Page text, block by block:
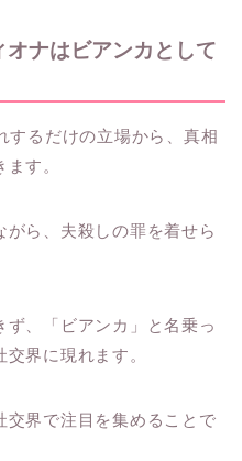
ナはビアンカとして
するだけの立場から、真相
す。
ら、夫殺しの罪を着せら
、「ビアンカ」と名乗っ
界に現れます。
交界で注目を集めることで